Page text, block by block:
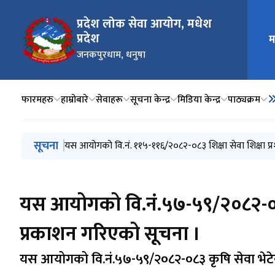
प्रदेश लोक सेवा आयोग, मधेश
प्रदेश
जनकपुरधाम, धनुषा
मुख्य
फारमहरु हाम्रोबारे सेवाहरू सूचना केन्द्र मिडिया केन्द्र प‍ाठ्यक्रम
मुख्य नेभिगेसनमा जानुहोस्
सूचना यस आयोगको वि.नं. १६४-१७४/२०८२-८३ वन सेवा, जनरल
यस आयोगको वि.नं. ११५-११६/२०८२-०८३ शिक्षा सेवा
यस आयोगको वि.नं.११३-११४/२०८२-०८३ वन सेवा जनरल
परीक्षा कार्यक्रमहरु यथावत सञ्चालन हुने सम्बन्धमा सूचना ।
वि.नं. ५३३-५४२ स्थानीय प्रशासन सेवा सामान्य प्रशासन/
यस आयोगको वि.नं.५७-५९/२०८२-
प्रकाशन गरिएको सूचना ।
यस आयोगको वि.नं.५७-५९/२०८२-०८३ कृषि सेवा